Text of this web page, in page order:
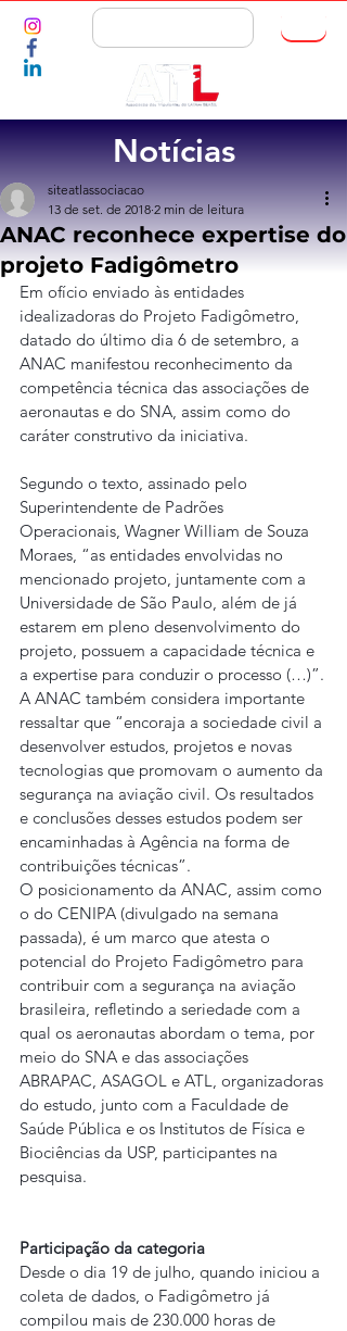
Notícias
ANAC reconhece expertise do
projeto Fadigômetro
siteatlassociacao
13 de set. de 2018 2 min de leitura
Em ofício enviado às entidades
idealizadoras do Projeto Fadigômetro,
datado do último dia 6 de setembro, a
ANAC manifestou reconhecimento da
competência técnica das associações de
aeronautas e do SNA, assim como do
caráter construtivo da iniciativa.
Segundo o texto, assinado pelo
Superintendente de Padrões
Operacionais, Wagner William de Souza
Moraes, “as entidades envolvidas no
mencionado projeto, juntamente com a
Universidade de São Paulo, além de já
estarem em pleno desenvolvimento do
projeto, possuem a capacidade técnica e
a expertise para conduzir o processo (…)”.
A ANAC também considera importante
ressaltar que “encoraja a sociedade civil a
desenvolver estudos, projetos e novas
tecnologias que promovam o aumento da
segurança na aviação civil. Os resultados
e conclusões desses estudos podem ser
encaminhadas à Agência na forma de
contribuições técnicas”.
O posicionamento da ANAC, assim como
o do CENIPA (divulgado na semana
passada), é um marco que atesta o
potencial do Projeto Fadigômetro para
contribuir com a segurança na aviação
brasileira, refletindo a seriedade com a
qual os aeronautas abordam o tema, por
meio do SNA e das associações
ABRAPAC, ASAGOL e ATL, organizadoras
do estudo, junto com a Faculdade de
Saúde Pública e os Institutos de Física e
Biociências da USP, participantes na
pesquisa.
Participação da categoria
Desde o dia 19 de julho, quando iniciou a
coleta de dados, o Fadigômetro já
compilou mais de 230.000 horas de